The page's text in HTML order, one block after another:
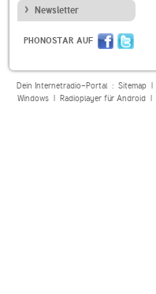
Newsletter
PHONOSTAR AUF
Dein Internetradio-Portal : Sitemap|
Windows| Radioplayer für Android|